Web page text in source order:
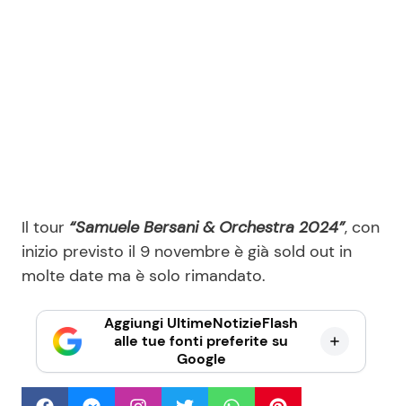
Il tour “Samuele Bersani & Orchestra 2024”, con
inizio previsto il 9 novembre è già sold out in
molte date ma è solo rimandato.
Aggiungi UltimeNotizieFlash
alle tue fonti preferite su
Google